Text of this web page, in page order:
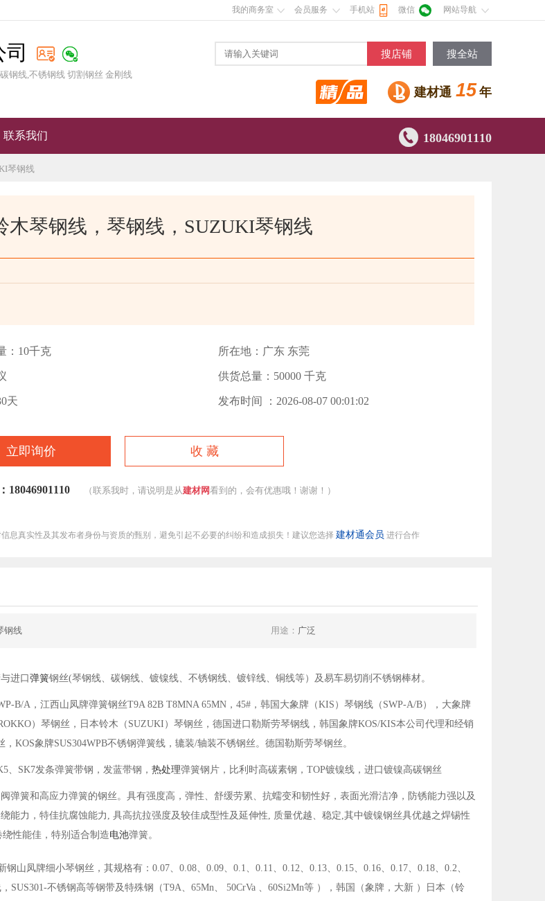
我的商务室 会员服务 手机站 微信 网站导航
钢线,不锈钢线 切割钢丝 金刚线
搜店铺 搜全站
建材通 15 年
联系我们  18046901110
琴钢线
木琴钢线，琴钢线，SUZUKI琴钢线
：10千克 所在地：广东 东莞
供货总量：50000 千克
天 发布时间 ：2026-08-07 00:01:02
立即询价 收 藏
18046901110 （联系我时，请说明是从建材网看到的，会有优惠哦！谢谢！）
息真实性及其发布者身份与资质的甄别，避免引起不必要的纠纷和造成损失！建议您选择 建材通会员 进行合作
钢线 用途： 广泛
进口 弹簧钢丝(琴钢线、碳钢线、镀镍线、不锈钢线、镀锌线、铜线等）及易车易切削不锈钢棒材。
B/A，江西山凤牌弹簧钢丝T9A 82B T8MNA 65MN，45#，韩国大象牌（KIS）琴钢线（SWP-A/B），大象牌
）琴钢丝，日本铃木（SUZUKI）琴钢丝，德国进口勒斯劳琴钢线，韩国象牌KOS/KIS本公司代理和经销
KOS象牌SUS304WPB不锈钢弹簧线，辘装/轴装不锈钢丝。德国勒斯劳琴钢丝。
、SK7发条弹簧带钢，发蓝带钢， 热处理弹簧钢片，比利时高碳素钢，TOP镀镍线，进口镀镍高碳钢丝
弹簧和高应力弹簧的钢丝。具有强度高，弹性、舒缓劳累、抗蠕变和韧性好，表面光滑洁净，防锈能力强以及
能力，特佳抗腐蚀能力 , 具高抗拉强度及较佳成型性及延伸性, 质量优越、稳定,其中镀镍钢丝具优越之焊锡性
绕性能佳，特别适合制造电池弹簧。
钢山凤牌细小琴钢丝，其规格有： 0.07、 0.08、 0.09、 0.1、 0.11、 0.12、 0.13、 0.15、 0.16、 0.17、 0.18、 0.2、
SUS301-不锈钢高等钢带及特殊钢（T9A、65Mn、 50CrVa 、60Si2Mn等 ），韩国（象牌，大新 ）日本（铃